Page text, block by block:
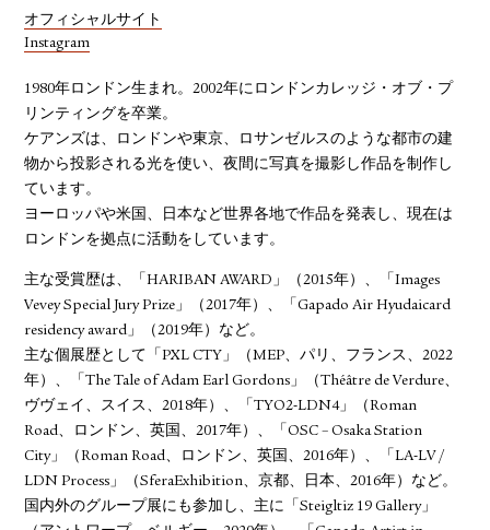
オフィシャルサイト
Instagram
1980年ロンドン生まれ。2002年にロンドンカレッジ・オブ・プ
リンティングを卒業。
ケアンズは、ロンドンや東京、ロサンゼルスのような都市の建
物から投影される光を使い、夜間に写真を撮影し作品を制作し
ています。
ヨーロッパや米国、日本など世界各地で作品を発表し、現在は
ロンドンを拠点に活動をしています。
主な受賞歴は、「HARIBAN AWARD」（2015年）、「Images
Vevey Special Jury Prize」（2017年）、「Gapado Air Hyudaicard
residency award」（2019年）など。
主な個展歴として「PXL CTY」（MEP、パリ、フランス、2022
年）、「The Tale of Adam Earl Gordons」（Théâtre de Verdure、
ヴヴェイ、スイス、2018年）、「TYO2-LDN4」（Roman
Road、ロンドン、英国、2017年）、「OSC – Osaka Station
City」（Roman Road、ロンドン、英国、2016年）、「LA-LV /
LDN Process」（SferaExhibition、京都、日本、2016年）など。
国内外のグループ展にも参加し、主に「Steigltiz 19 Gallery」